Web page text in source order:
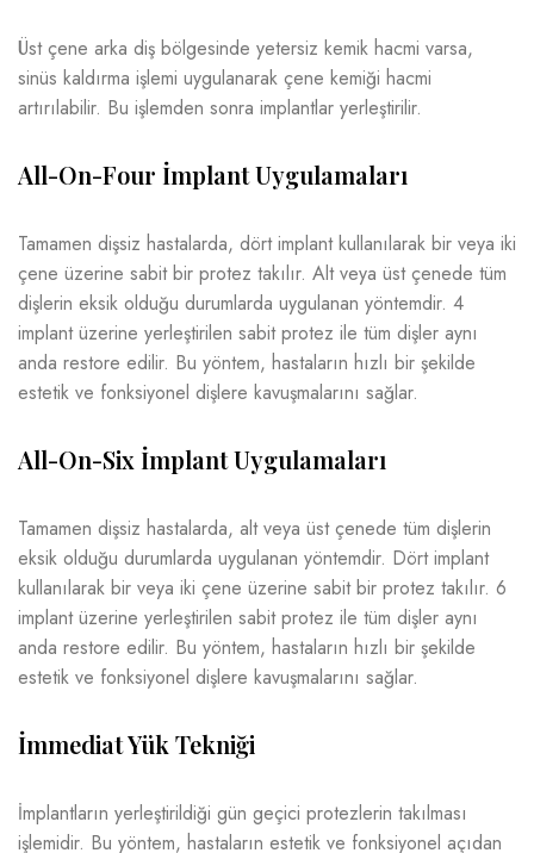
Üst çene arka diş bölgesinde yetersiz kemik hacmi varsa,
sinüs kaldırma işlemi uygulanarak çene kemiği hacmi
artırılabilir. Bu işlemden sonra implantlar yerleştirilir.
All-On-Four İmplant Uygulamaları
Tamamen dişsiz hastalarda, dört implant kullanılarak bir veya iki
çene üzerine sabit bir protez takılır. Alt veya üst çenede tüm
dişlerin eksik olduğu durumlarda uygulanan yöntemdir. 4
implant üzerine yerleştirilen sabit protez ile tüm dişler aynı
anda restore edilir. Bu yöntem, hastaların hızlı bir şekilde
estetik ve fonksiyonel dişlere kavuşmalarını sağlar.
All-On-Six İmplant Uygulamaları
Tamamen dişsiz hastalarda, alt veya üst çenede tüm dişlerin
eksik olduğu durumlarda uygulanan yöntemdir. Dört implant
kullanılarak bir veya iki çene üzerine sabit bir protez takılır. 6
implant üzerine yerleştirilen sabit protez ile tüm dişler aynı
anda restore edilir. Bu yöntem, hastaların hızlı bir şekilde
estetik ve fonksiyonel dişlere kavuşmalarını sağlar.
İmmediat Yük Tekniği
İmplantların yerleştirildiği gün geçici protezlerin takılması
işlemidir. Bu yöntem, hastaların estetik ve fonksiyonel açıdan